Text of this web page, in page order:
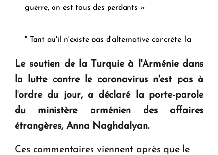
guerre, on est tous des perdants »
" Tant qu'il n'existe pas d'alternative concrète, la
KASA : 30 ans d'audace, de résilience et d'avenir
en Arménie
Le premier hôtel Hyatt Regency d'Arménie
Le soutien de la Turquie à l'Arménie dans
la lutte contre le coronavirus n'est pas à
l'ordre du jour, a déclaré la porte-parole
du ministère arménien des affaires
étrangères, Anna Naghdalyan.
Ces commentaires viennent après que le